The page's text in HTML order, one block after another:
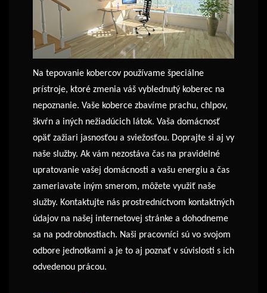
Na tepovanie kobercov používame špeciálne
prístroje, ktoré zmenia váš vyblednutý koberec na
nepoznanie. Vaše koberce zbavíme prachu, chlpov,
škvŕn a iných nežiadúcich látok. Vaša domácnosť
opäť zažiari jasnosťou a sviežosťou. Doprajte si aj vy
naše služby. Ak vám nezostáva čas na pravidelné
upratovanie vašej domácnosti a vašu energiu a čas
zameriavate iným smerom, môžete využiť naše
služby. Kontaktujte nás prostredníctvom kontaktných
údajov na našej internetovej stránke a dohodneme
sa na podrobnostiach. Naši pracovníci sú vo svojom
odbore jednotkami a je to aj poznať v súvislosti s ich
odvedenou prácou.